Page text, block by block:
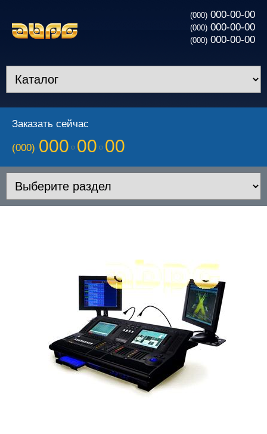
(000) 000-00-00
(000) 000-00-00
(000) 000-00-00
Заказать сейчас
(000) 000 00 00